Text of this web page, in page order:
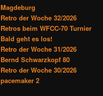
n
Magdeburg
Retro der Woche 32/2026
Retros beim WFCC-70 Turnier
Bald geht es los!
Retro der Woche 31/2026
Bernd Schwarzkopf 80
Retro der Woche 30/2026
pacemaker 2